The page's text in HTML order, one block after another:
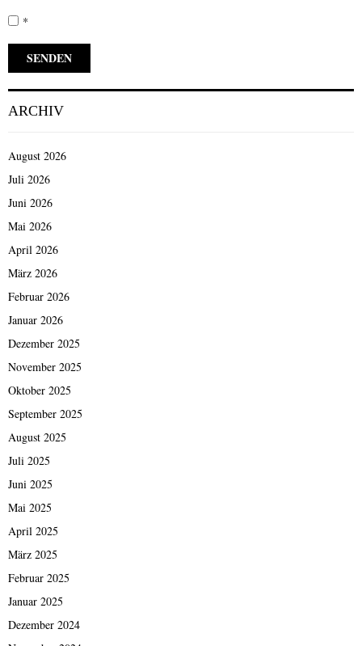
*
ARCHIV
August 2026
Juli 2026
Juni 2026
Mai 2026
April 2026
März 2026
Februar 2026
Januar 2026
Dezember 2025
November 2025
Oktober 2025
September 2025
August 2025
Juli 2025
Juni 2025
Mai 2025
April 2025
März 2025
Februar 2025
Januar 2025
Dezember 2024